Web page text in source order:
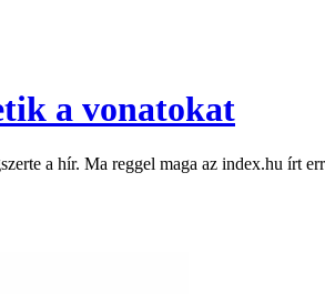
a vonatokat
a hír. Ma reggel maga az index.hu írt